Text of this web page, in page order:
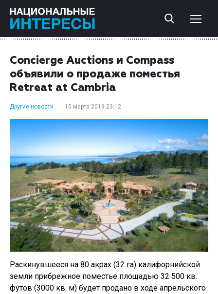
Concierge Auctions и Compass
объявили о продаже поместья
Retreat at Cambria
Другие новости 15 марта 2019 23:12
Раскинувшееся на 80 акрах (32 га) калифорнийской
земли прибрежное поместье площадью 32 500 кв.
футов (3000 кв. м) будет продано в ходе апрельского